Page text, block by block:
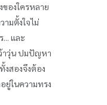
ของใครหลาย
ามตั้งใจไม่
... และ
าวุ่น ปมปัญหา
งสองจึงต้อง
ยู่ในความทรง